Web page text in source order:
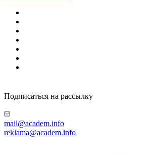
Подписаться на рассылку
mail@academ.info
reklama@academ.info